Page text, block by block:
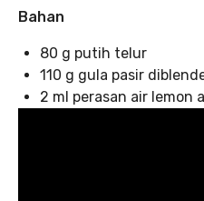
Bahan
80 g putih telur
110 g gula pasir
2 ml perasan air lemon